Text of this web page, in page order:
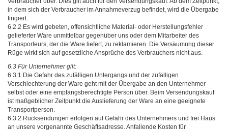
in dem sich der Verbraucher im Annahmeverzug befindet, wird die Übergabe
fingiert.
6.2.2 Es wird gebeten, offensichtliche Material- oder Herstellungsfehler
gelieferter Ware unmittelbar gegenüber uns oder dem Mitarbeiter des
Transporteurs, der die Ware liefert, zu reklamieren. Die Versäumung dieser
Rüge wirkt sich auf gesetzliche Ansprüche des Verbrauchers nicht aus.
6.3 Für Unternehmer gilt:
6.3.1 Die Gefahr des zufälligen Untergangs und der zufälligen
Verschlechterung der Ware geht mit der Übergabe an den Unternehmer
selbst oder eine empfangsberechtigte Person über. Beim Versendungskauf
ist maßgeblicher Zeitpunkt die Auslieferung der Ware an eine geeignete
Transportperson.
6.3.2 Rücksendungen erfolgen auf Gefahr des Unternehmers und frei Haus
an unsere vorgenannte Geschäftsadresse. Anfallende Kosten für